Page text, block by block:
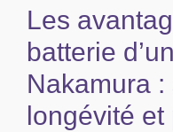
Les
batterie
Nakamura :
longévité